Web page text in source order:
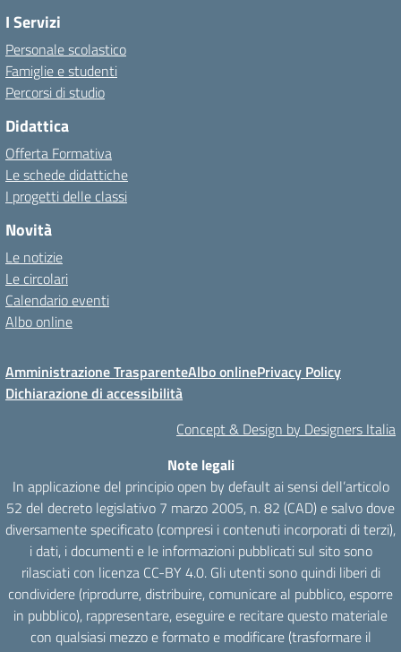
I Servizi
Personale scolastico
Famiglie e studenti
Percorsi di studio
Didattica
Offerta Formativa
Le schede didattiche
I progetti delle classi
Novità
Le notizie
Le circolari
Calendario eventi
Albo online
Amministrazione TrasparenteAlbo onlinePrivacy Policy
Dichiarazione di accessibilità
Concept & Design by Designers Italia
Note legali
In applicazione del principio open by default ai sensi dell’articolo
52 del decreto legislativo 7 marzo 2005, n. 82 (CAD) e salvo dove
diversamente specificato (compresi i contenuti incorporati di terzi),
i dati, i documenti e le informazioni pubblicati sul sito sono
rilasciati con licenza CC-BY 4.0. Gli utenti sono quindi liberi di
condividere (riprodurre, distribuire, comunicare al pubblico, esporre
in pubblico), rappresentare, eseguire e recitare questo materiale
con qualsiasi mezzo e formato e modificare (trasformare il